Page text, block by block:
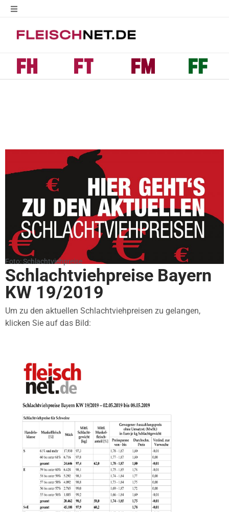
Foto: Schlachtviehpreise
Schlachtviehpreise Bayern
KW 19/2019
Um zu den aktuellen Schlachtviehpreisen zu gelangen,
klicken Sie auf das Bild: